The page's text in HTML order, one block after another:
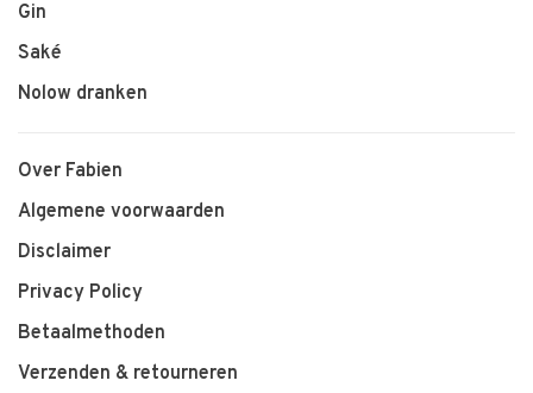
Gin
Saké
Nolow dranken
Over Fabien
Algemene voorwaarden
Disclaimer
Privacy Policy
Betaalmethoden
Verzenden & retourneren